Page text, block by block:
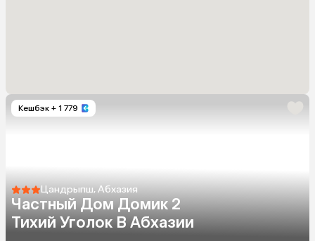
Кешбэк + 1 779
Цандрыпш, Абхазия
Частный Дом Домик 2
Тихий Уголок В Абхазии